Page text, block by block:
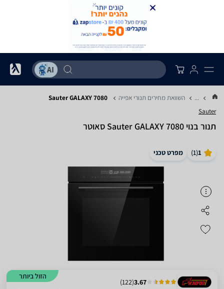
... השוואת מחירים תנורי אפייה Sauter GALAXY 7080
Sauter
‏תנור בנוי Sauter GALAXY 7080 סאוטר
1
(
1
) מפרט טכני
הזול ביותר
3.67
(
122
)